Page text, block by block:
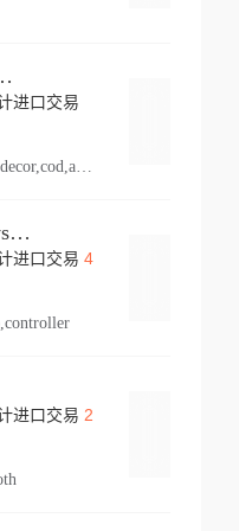
Resort
进口交易
vehicle,pl 2,arts,home decor,cod,amusement ride,sea
Duetto Intergrgrated Systems Inc.
进口交易 4
进口交易 2